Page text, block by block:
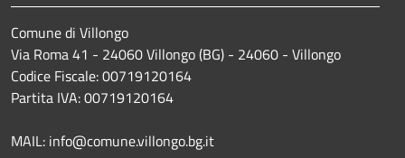
Comune di Villongo
Via Roma 41 - 24060 Villongo (BG) - 24060 - Villongo
Codice Fiscale: 00719120164
Partita IVA: 00719120164
MAIL: info@comune.villongo.bg.it